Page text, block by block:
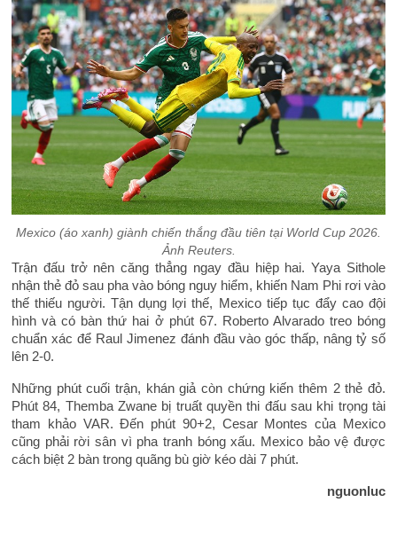
Mexico (áo xanh) giành chiến thắng đầu tiên tại World Cup 2026.
Ảnh Reuters.
Trận đấu trở nên căng thẳng ngay đầu hiệp hai. Yaya Sithole
nhận thẻ đỏ sau pha vào bóng nguy hiểm, khiến Nam Phi rơi vào
thế thiếu người. Tận dụng lợi thế, Mexico tiếp tục đẩy cao đội
hình và có bàn thứ hai ở phút 67. Roberto Alvarado treo bóng
chuẩn xác để Raul Jimenez đánh đầu vào góc thấp, nâng tỷ số
lên 2-0.
Những phút cuối trận, khán giả còn chứng kiến thêm 2 thẻ đỏ.
Phút 84, Themba Zwane bị truất quyền thi đấu sau khi trọng tài
tham khảo VAR. Đến phút 90+2, Cesar Montes của Mexico
cũng phải rời sân vì pha tranh bóng xấu. Mexico bảo vệ được
cách biệt 2 bàn trong quãng bù giờ kéo dài 7 phút.
nguonluc